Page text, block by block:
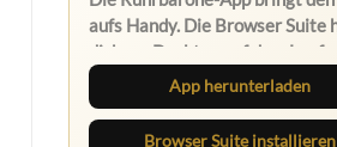
App herunterladen
Browser Suite installieren